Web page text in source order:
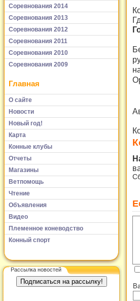
Соревнования 2014
Соревнования 2013
Соревнования 2012
Соревнования 2011
Соревнования 2010
Соревнования 2009
Главная
О сайте
Новости
Новый год!
Карта
Конные клубы
Отчеты
Магазины
Ветпомощь
Чтение
Объявления
Видео
Племенное коневодство
Конный спорт
Рассылка новостей